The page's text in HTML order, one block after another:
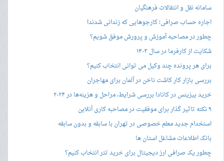
سامانه نقل و انتقالات فرهنگیان
اجاره حساب صرافی؛ کارجوهایی که زندانی شدند!
چطور در مصاحبه‌ آموزش و پرورش موفق شویم؟
شکایت از کارفرما در سال ۱۴۰۳
برای هر پرونده چند وکیل می توانی انتخاب کنیم؟
بررسی بازار کار کاشت ناخن در آلمان برای مهاجران
خرید بیزینس در کانادا بررسی شرایط، مراحل و هزینه‌ها در ۲۰۲۴
۹ نکته تاثیر گذار برای موفقیت در مصاحبه کاری آنلاین
استخدام جدید معلم خصوصی در تهران با سابقه و بدون سابقه
بانک اطلاعات مشاغل استان ها
چطور یک صرافی ارز دیجیتال برای خرید تتر انتخاب کنیم؟